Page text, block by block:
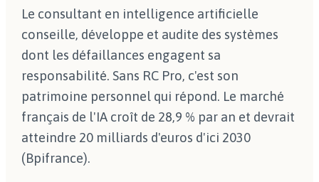
Le consultant en intelligence artificielle
conseille, développe et audite des systèmes
dont les défaillances engagent sa
responsabilité. Sans RC Pro, c'est son
patrimoine personnel qui répond. Le marché
français de l'IA croît de 28,9 % par an et devrait
atteindre 20 milliards d'euros d'ici 2030
(Bpifrance).